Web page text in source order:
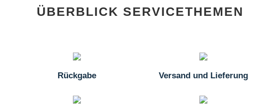
ÜBERBLICK SERVICETHEMEN
Rückgabe Versand und Lieferung